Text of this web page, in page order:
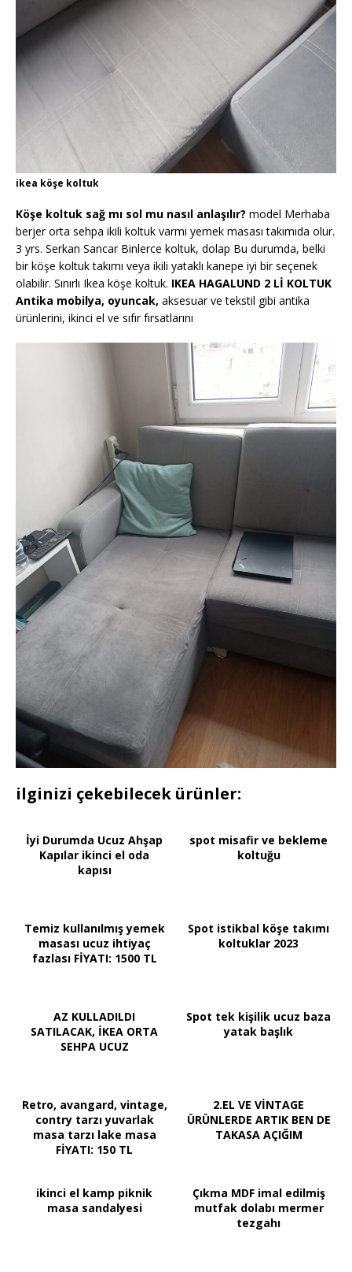
ikea köşe koltuk
Köşe koltuk sağ mı sol mu nasıl anlaşılır? model Merhaba
berjer orta sehpa ikili koltuk varmi yemek masası takımıda olur.
3 yrs. Serkan Sancar Binlerce koltuk, dolap Bu durumda, belki
bir köşe koltuk takımı veya ikili yataklı kanepe iyi bir seçenek
olabilir. Sınırlı Ikea köşe koltuk. IKEA HAGALUND 2 Lİ KOLTUK
Antika mobilya, oyuncak, aksesuar ve tekstil gibi antika
ürünlerini, ikinci el ve sıfır fırsatlarını
ilginizi çekebilecek ürünler:
İyi Durumda Ucuz Ahşap
Kapılar ikinci el oda
kapısı
spot misafir ve bekleme
koltuğu
Temiz kullanılmış yemek
masası ucuz ihtiyaç
fazlası FİYATI: 1500 TL
Spot istikbal köşe takımı
koltuklar 2023
AZ KULLADILDI
SATILACAK, İKEA ORTA
SEHPA UCUZ
Spot tek kişilik ucuz baza
yatak başlık
Retro, avangard, vintage,
contry tarzı yuvarlak
masa tarzı lake masa
FİYATI: 150 TL
2.EL VE VİNTAGE
ÜRÜNLERDE ARTIK BEN DE
TAKASA AÇIĞIM
ikinci el kamp piknik
masa sandalyesi
Çıkma MDF imal edilmiş
mutfak dolabı mermer
tezgahı